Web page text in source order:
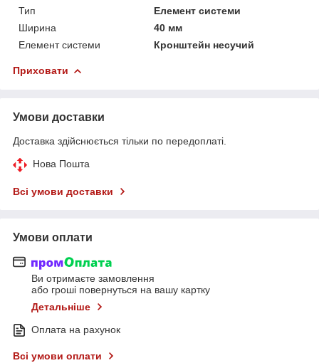
Тип
Елемент системи
Ширина
40 мм
Елемент системи
Кронштейн несучий
Приховати
Умови доставки
Доставка здійснюється тільки по передоплаті.
Нова Пошта
Всі умови доставки
Умови оплати
Ви отримаєте замовлення
або гроші повернуться на вашу картку
Детальніше
Оплата на рахунок
Всі умови оплати